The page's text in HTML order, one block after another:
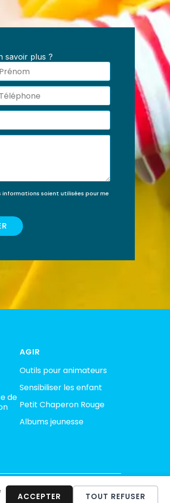
ACCEPTER TOUT REFUSER
savoir plus ?
informations soient utilisées pour me
de
AGIR
Outils pour animateurs
Sensibiliser les enfant
Petit Chaperon Rouge
Albums jeunesse